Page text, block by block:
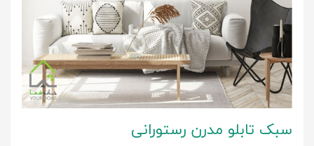
سبک تابلو مدرن رستورانی